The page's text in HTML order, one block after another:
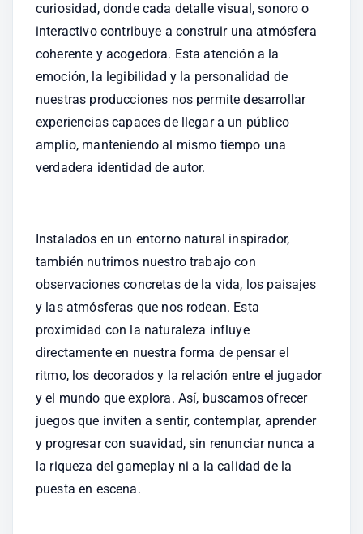
curiosidad, donde cada detalle visual, sonoro o
interactivo contribuye a construir una atmósfera
coherente y acogedora. Esta atención a la
emoción, la legibilidad y la personalidad de
nuestras producciones nos permite desarrollar
experiencias capaces de llegar a un público
amplio, manteniendo al mismo tiempo una
verdadera identidad de autor.
Instalados en un entorno natural inspirador,
también nutrimos nuestro trabajo con
observaciones concretas de la vida, los paisajes
y las atmósferas que nos rodean. Esta
proximidad con la naturaleza influye
directamente en nuestra forma de pensar el
ritmo, los decorados y la relación entre el jugador
y el mundo que explora. Así, buscamos ofrecer
juegos que inviten a sentir, contemplar, aprender
y progresar con suavidad, sin renunciar nunca a
la riqueza del gameplay ni a la calidad de la
puesta en escena.